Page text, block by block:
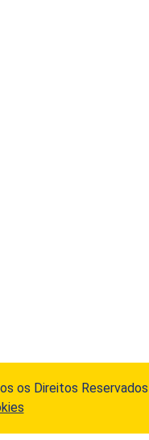
os Direitos Reservados